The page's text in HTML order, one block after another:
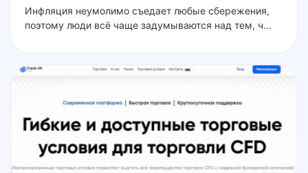
Инфляция неумолимо съедает любые сбережения,
поэтому люди всё чаще задумываются над тем, ч...